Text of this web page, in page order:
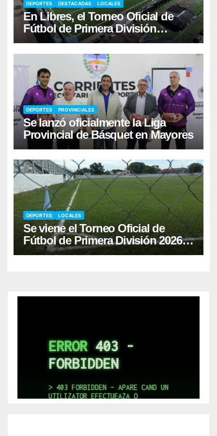
DEPORTES DESTACADAS LOCALES
En Libres, el Torneo Oficial de
Fútbol de Primera División
comenzará el sábado 22/8
DEPORTES PROVINCIALES
Se lanzó oficialmente la Liga
Provincial de Básquet en Mayores
DEPORTES LOCALES
Se viene el Torneo Oficial de
Fútbol de Primera División 2026
en Paso de los Libres